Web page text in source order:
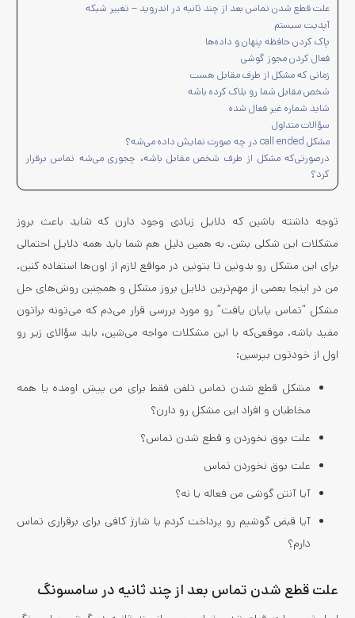
علت قطع شدن تماس بعد از چند ثانیه در اندروید – تغییر شبکه
آپدیت سیستم
پاک کردن حافظه پنهان و داده‌ها
فعال کردن مجوز گوشی
زمانی که مشکل از طرف مقابل هست
شخص مقابل شما رو بلاک کرده باشه
شاید شماره غیر فعال شده
سؤالات متداول
مشکل call ended در چه صورت نمایش داده می‌شه؟
درصورتی‌که مشکل از طرف شخص مقابل باشه، چجوری می‌شه تماس برقرار
کرد؟
توجه داشته باشین که دلایل زیادی وجود دارن که شاید باعث بروز
مشکلات این شکلی بشن. به همین دلیل هم شما باید همه دلایل احتمالی
برای این مشکل رو بدونین تا بتونین در مواقع لازم از اون‌ها استفاده کنین.
من در اینجا بعضی از مهم‌ترین دلایل بروز مشکل و همچنین روش‌های حل
مشکل “تماس پایان یافت” رو مورد بررسی قرار می‌دم که می‌تونه براتون
مفید باشه. موقعی‌که با این مشکلات مواجه می‌شین، باید سؤالای زیر رو
اول از خودتون بپرسین:
مشکل قطع شدن تماس تلفن فقط برای من پیش اومده یا همه
مخاطبان و افراد این مشکل رو دارن؟
علت بوق نخوردن و قطع شدن تماس؟
علت بوق نخوردن تماس
آیا آنتن گوشی من فعاله یا نه؟
آیا قبض گوشیم رو پرداخت کردم یا شارژ کافی برای برقراری تماس
دارم؟
علت قطع شدن تماس بعد از چند ثانیه در سامسونگ